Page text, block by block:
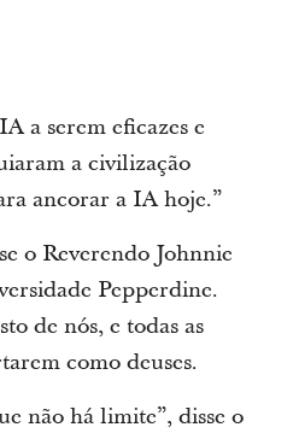
a serem eficazes e
a civilização
ancorar a IA hoje.”
o Reverendo Johnnie
Pepperdine.
de nós, e todas as
como deuses.
não há limite”, disse o